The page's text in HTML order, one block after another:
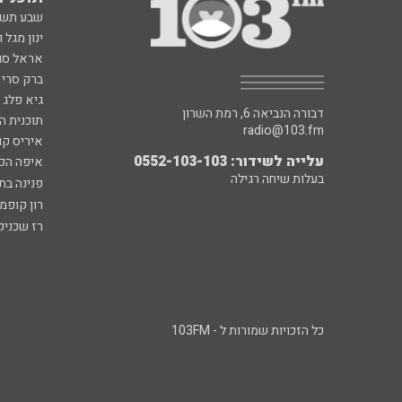
שבע
ינון
אראל
ברק
גיא פלג
תוכנית
איריס
איפה
פנינה
רון
רז
דבורה הנביאה 6, רמת השרון
radio@103.fm
עלייה לשידור: 0552-103-103
בעלות שיחה רגילה
כל הזכויות שמורות ל - 103FM